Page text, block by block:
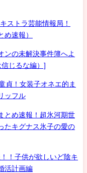
ストラ芸能情報局！
め速報）
ンの未解決事件簿へよ
じるな編）]
！女装子オネエ的ま
ッフル
とめ速報！超氷河期世
たキグナス氷子の愛の
！子供が欲しいど陰キ
活計画編